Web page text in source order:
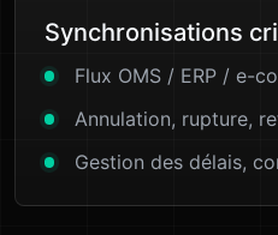
Synchronisations
Flux OMS / ERP / e-
Annulation, rupture,
Gestion des délais,